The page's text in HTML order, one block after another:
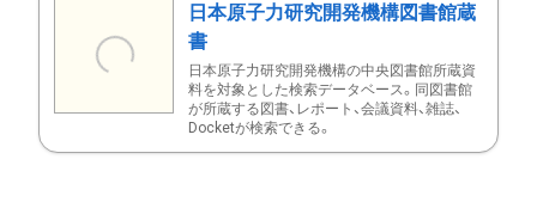
日本原子力研究開発機構図書館蔵
書
日本原子力研究開発機構の中央図書館所蔵資
料を対象とした検索データベース。同図書館
が所蔵する図書、レポート、会議資料、雑誌、
Docketが検索できる。